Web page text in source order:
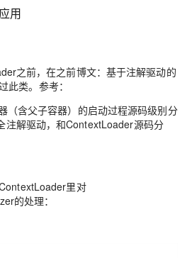
用
之前，在之前博文：基于注解驱动的
此类。参考：
（含父子容器）的启动过程源码级别分
注解驱动，和ContextLoader源码分
里对
的处理：